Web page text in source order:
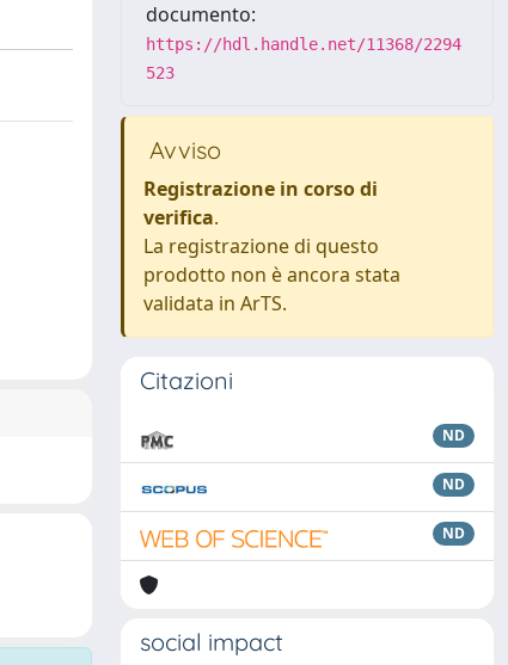
documento:
https://hdl.handle.net/11368/2294
523
Avviso
Registrazione in corso di
verifica.
La registrazione di questo
prodotto non è ancora stata
validata in ArTS.
Citazioni
ND
ND
ND
social impact